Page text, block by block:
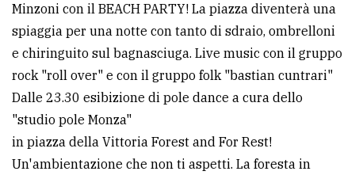
Minzoni con il BEACH PARTY! La piazza diventerà una
spiaggia per una notte con tanto di sdraio, ombrelloni
e chiringuito sul bagnasciuga. Live music con il gruppo
rock "roll over" e con il gruppo folk "bastian cuntrari"
Dalle 23.30 esibizione di pole dance a cura dello
"studio pole Monza"
in piazza della Vittoria Forest and For Rest!
Un'ambientazione che non ti aspetti. La foresta in